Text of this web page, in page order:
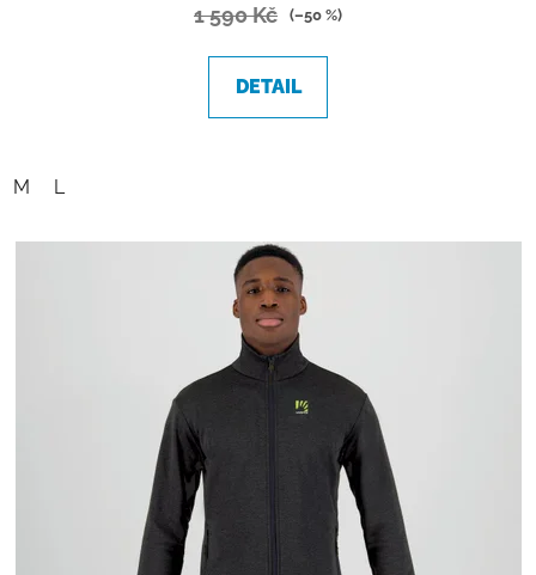
1 590 Kč (–50 %)
DETAIL
M L